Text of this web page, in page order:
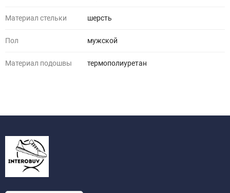
Материал стельки шерсть
Пол мужской
Материал подошвы термополиуретан